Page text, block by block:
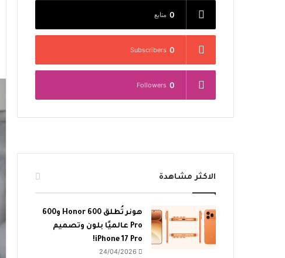
0 متابع
0
Subscribers
0
Followers
الاكثر مشاهدة
هونر تُطلق Honor 600 و600
Pro عالميًا بلون وتصميم
iPhone 17 Pro!
24/04/2026